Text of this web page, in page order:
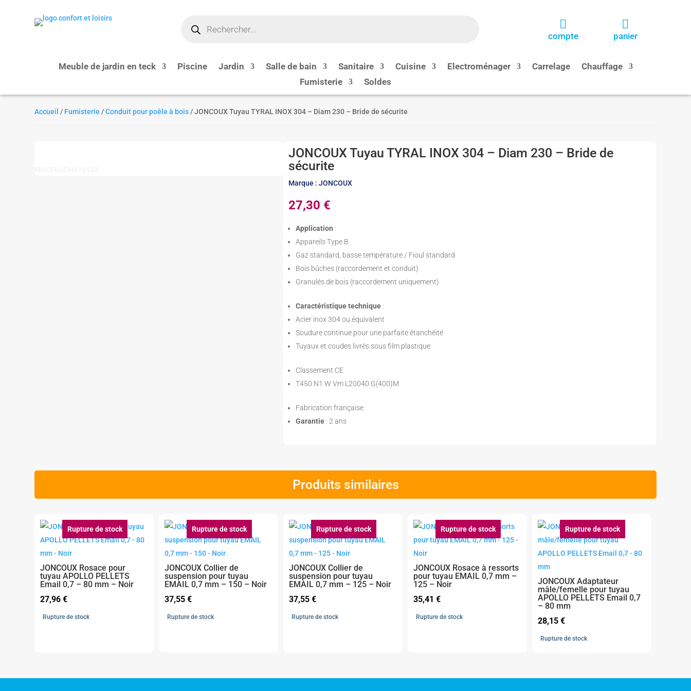
produits

compte

panier
Meuble de jardin en teck Piscine Jardin Salle de bain Sanitaire Cuisine Electroménager Carrelage
Chauffage
Fumisterie
Soldes
Accueil / Fumisterie /Conduit pour poêle à bois / JONCOUX Tuyau TYRAL INOX 304 – Diam 230 – Bride de sécurite
JONCOUX Tuyau TYRAL INOX 304 – Diam 230 – Bride de
sécurite
Marque : JONCOUX
27,30 €
Application :
Appareils Type B
Gaz standard, basse température / Fioul standard
Bois bûches (raccordement et conduit)
Granulés de bois (raccordement uniquement)
Caractéristique technique :
Acier inox 304 ou équivalent
Soudure continue pour une parfaite étanchéité
Tuyaux et coudes livrés sous film plastique
Classement CE
T450 N1 W Vm L20040 G(400)M
Fabrication française
Garantie : 2 ans
Produits similaires
Rupture de stock
JONCOUX Rosace pour
tuyau APOLLO PELLETS
Email 0,7 – 80 mm – Noir
27,96€
Rupture de stock
Rupture de stock
JONCOUX Collier de
suspension pour tuyau
EMAIL 0,7 mm – 150 – Noir
37,55€
Rupture de stock
Rupture de stock
JONCOUX Collier de
suspension pour tuyau
EMAIL 0,7 mm – 125 – Noir
37,55€
Rupture de stock
Rupture de stock
JONCOUX Rosace à ressorts
pour tuyau EMAIL 0,7 mm –
125 – Noir
35,41 €
Rupture de stock
Rupture de stock
JONCOUX Adaptateur
mâle/femelle pour tuyau
APOLLO PELLETS Email 0,7
– 80 mm
28,15 €
Rupture de stock